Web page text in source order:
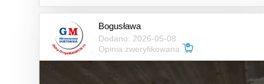
Bogusława
Dodano: 2026-05-08
Opinia zweryfikowana